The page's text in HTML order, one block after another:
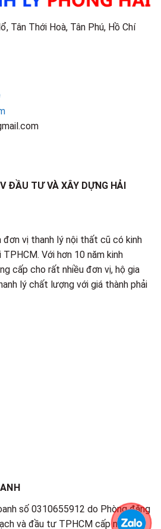
Tân Thới Hoà, Tân Phú, Hồ Chí
ĐẦU TƯ VÀ XÂY DỰNG HẢI
đơn vị thanh lý nội thất cũ có kinh
Với hơn 10 năm kinh
cấp cho rất nhiều đơn vị, hộ gia
lý chất lượng với giá thành phải
số 0310655912 do Phòng đăng
và đầu tư TPHCM cấp ngày